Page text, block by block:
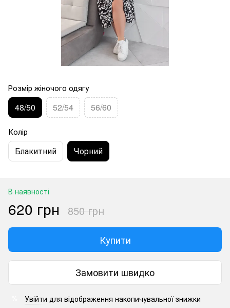
Розмір жіночого одягу
48/50 52/54 56/60
Колір
Блакитний Чорний
В наявності
620 грн 850 грн
Купити
Замовити швидко
Увійти для відображення накопичувальної знижки